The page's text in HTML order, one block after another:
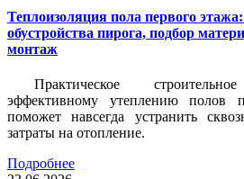
Теплоизоляция пола первого
обустройства пирога, подбор
монтаж
Практическое
эффективному утеплению полов
поможет навсегда устранить
затраты на отопление.
Подробнее